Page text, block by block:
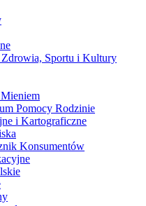
Sportu i Kultury
Pomocy Rodzinie
i Kartograficzne
Konsumentów